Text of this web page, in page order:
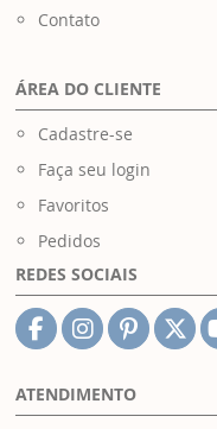
Contato
ÁREA DO CLIENTE
Cadastre-se
Faça seu login
Favoritos
Pedidos
REDES SOCIAIS
ATENDIMENTO